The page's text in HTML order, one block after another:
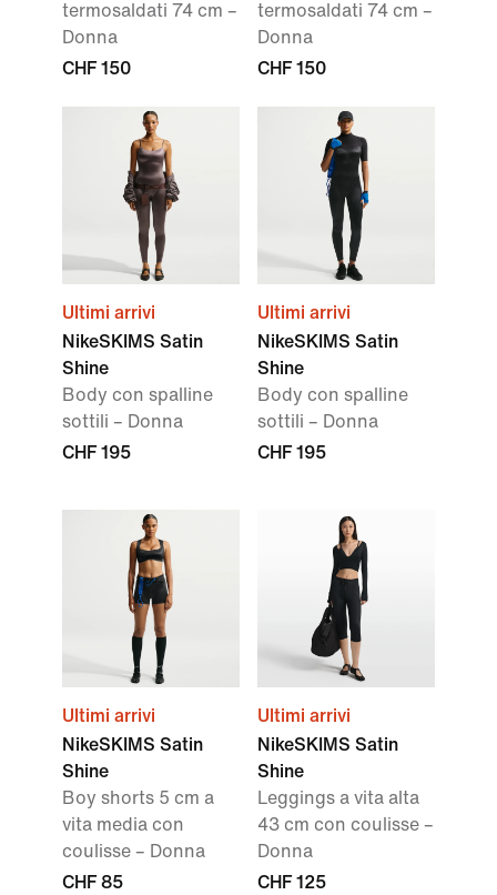
termosaldati 74 cm –
Donna
CHF 150
termosaldati 74 cm –
Donna
CHF 150
Ultimi arrivi
NikeSKIMS Satin
Shine
Body con spalline
sottili – Donna
CHF 195
Ultimi arrivi
NikeSKIMS Satin
Shine
Body con spalline
sottili – Donna
CHF 195
Ultimi arrivi
NikeSKIMS Satin
Shine
Boy shorts 5 cm a
vita media con
coulisse – Donna
CHF 85
Ultimi arrivi
NikeSKIMS Satin
Shine
Leggings a vita alta
43 cm con coulisse –
Donna
CHF 125